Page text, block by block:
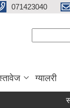
071423040
ग्यालरी